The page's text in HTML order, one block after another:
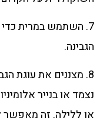
7. השתמש במרית
הגבינה.
8. מצננים את עוגת
או ללילה. זה מאפשר